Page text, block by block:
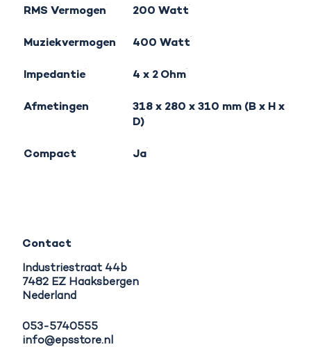
RMS Vermogen 200 Watt
Muziekvermogen 400 Watt
Impedantie 4 x 2 Ohm
Afmetingen
318 x 280 x 310 mm (B x H x
D)
Compact Ja
Contact
Industriestraat 44b
7482 EZ Haaksbergen
Nederland
053-5740555
info@epsstore.nl